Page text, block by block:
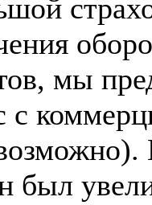
мы
с
был